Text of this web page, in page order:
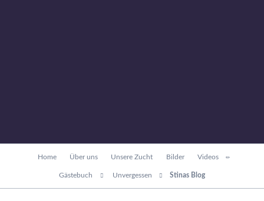
Home Über uns Unsere Zucht Bilder Videos
Gästebuch Unvergessen Stinas Blog